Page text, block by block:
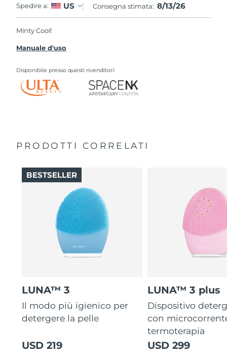
Spedire a: US Consegna stimata: 8/13/26
Minty Cool!
Manuale d'uso
Disponibile presso questi rivenditori:
PRODOTTI CORRELATI
LUNA™ 3
Il modo più igienico per
detergere la pelle
USD 219
BESTSELLER
LUNA™ 3 plus
Dispositivo
con
termoterapia
USD 299